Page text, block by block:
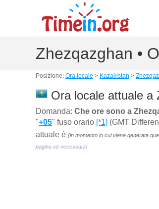
Zhezqazghan •
Posizione: Ora locale > Kazakistan >
Ora locale attuale a
Domanda: Che ore sono a
"+05" fuso orario [*1] (GMT
attuale è (in momento in cui viene generata
pagina se necessario